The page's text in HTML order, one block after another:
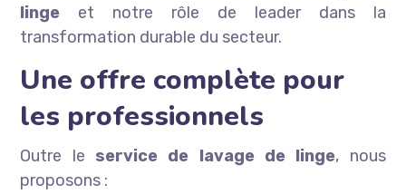
linge et notre rôle de leader dans la
transformation durable du secteur.
Une offre complète pour
les professionnels
Outre le service de lavage de linge, nous
proposons :